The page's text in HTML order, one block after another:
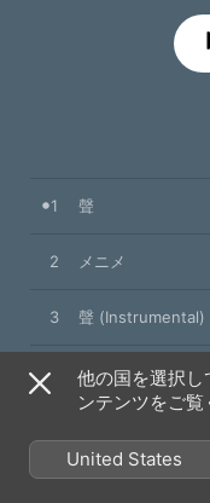
1 聲
2 メニメ
3 聲 (Instrumental)
4 メニメ
2021年10月27日
4曲、18分
他の国を選択し
ンテンツをご覧
United States